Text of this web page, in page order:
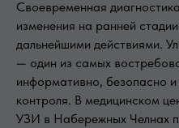
Своевременная
изменения на ранней
дальнейшими действиями.
— один из самых
информативно, безопасно и
контроля. В медицинском
УЗИ в Набережных Челнах